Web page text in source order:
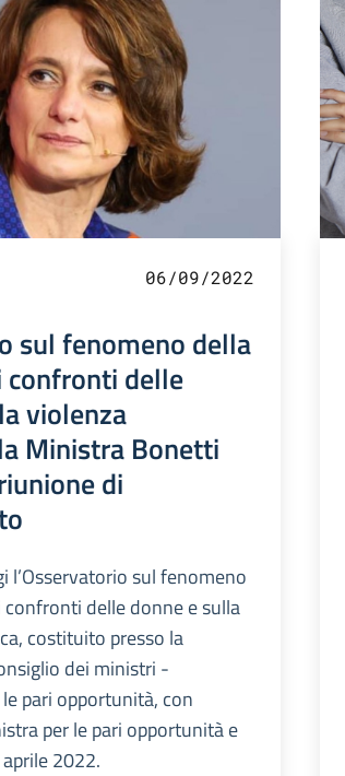
06/09/2022
sul fenomeno della
confronti delle
violenza
Ministra Bonetti
di
l’Osservatorio sul fenomeno
delle donne e sulla
costituito presso la
dei ministri -
pari opportunità, con
per le pari opportunità e
2022.